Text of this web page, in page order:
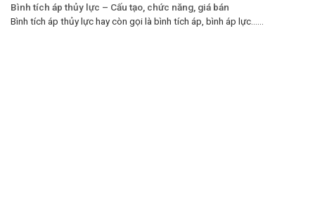
Bình tích áp thủy lực – Cấu tạo, chức năng, giá bán
Bình tích áp thủy lực hay còn gọi là bình tích áp, bình áp lực…...